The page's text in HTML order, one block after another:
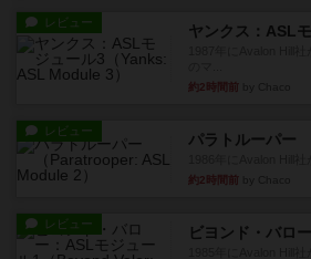
レビュー ヤンクス：ASL
約2時間前
レビュー パラトルーパー
約2時間前
レビュー ビヨンド・バロ